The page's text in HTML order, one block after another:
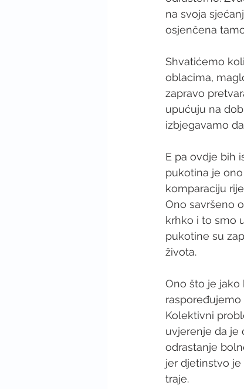
na svoja
osjenčena
Shvatićemo
oblacima,
zapravo
upućuju na
izbjegavamo
E pa ovdje bih
pukotina je
komparaciju
Ono savršeno
krhko i to smo
pukotine su
života.
Ono što je
Kolektivni
uvjerenje da je
odrastanje
jer djetinstvo
traje.